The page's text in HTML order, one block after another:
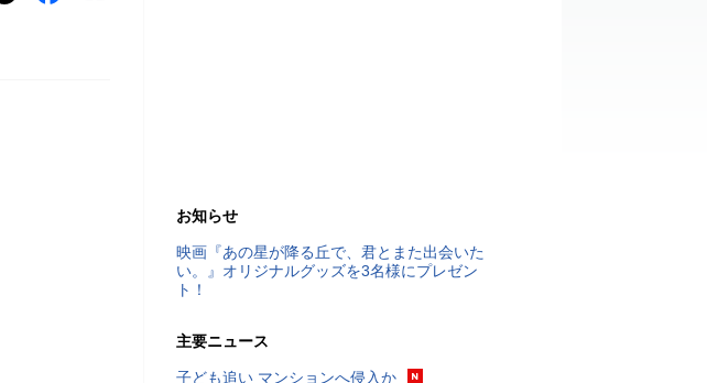
お知らせ
映画『あの星が降る丘で、君とまた出会いた
い。』オリジナルグッズを3名様にプレゼン
ト！
主要ニュース
子ども追い マンションへ侵入か